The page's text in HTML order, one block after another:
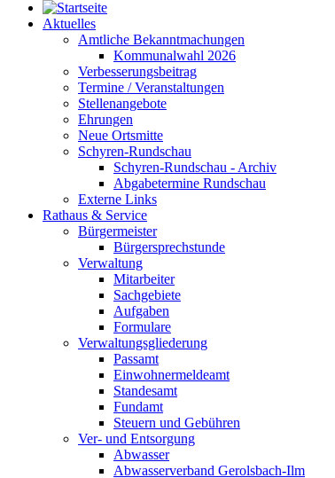
Aktuelles
Amtliche Bekanntmachungen
Kommunalwahl 2026
Verbesserungsbeitrag
Termine / Veranstaltungen
Stellenangebote
Ehrungen
Neue Ortsmitte
Schyren-Rundschau
Schyren-Rundschau - Archiv
Abgabetermine Rundschau
Externe Links
Rathaus & Service
Bürgermeister
Bürgersprechstunde
Verwaltung
Mitarbeiter
Sachgebiete
Aufgaben
Formulare
Verwaltungsgliederung
Passamt
Einwohnermeldeamt
Standesamt
Fundamt
Steuern und Gebühren
Ver- und Entsorgung
Abwasser
Abwasserverband Gerolsbach-Ilm